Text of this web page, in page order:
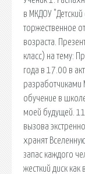
в МКДОУ
торжественное
возраста.
класс) на тему:
года в 17.00 в
обучение в
моей будущей.
вызова
хранят
запас каждого
жесткий диск